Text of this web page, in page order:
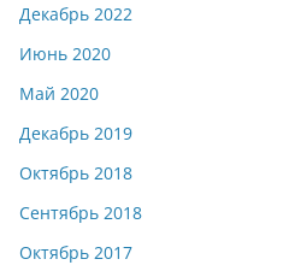
Декабрь 2022
Июнь 2020
Май 2020
Декабрь 2019
Октябрь 2018
Сентябрь 2018
Октябрь 2017